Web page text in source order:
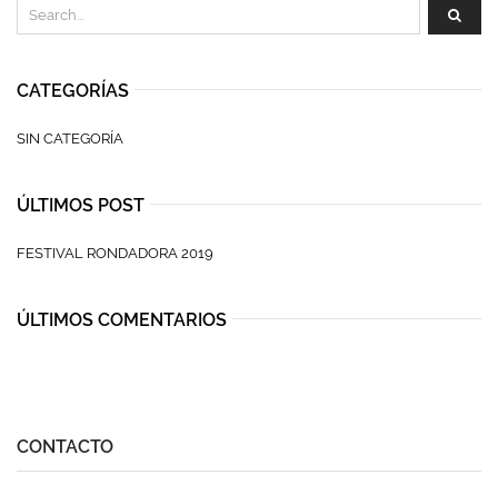
CATEGORÍAS
SIN CATEGORÍA
ÚLTIMOS POST
FESTIVAL RONDADORA 2019
ÚLTIMOS COMENTARIOS
CONTACTO